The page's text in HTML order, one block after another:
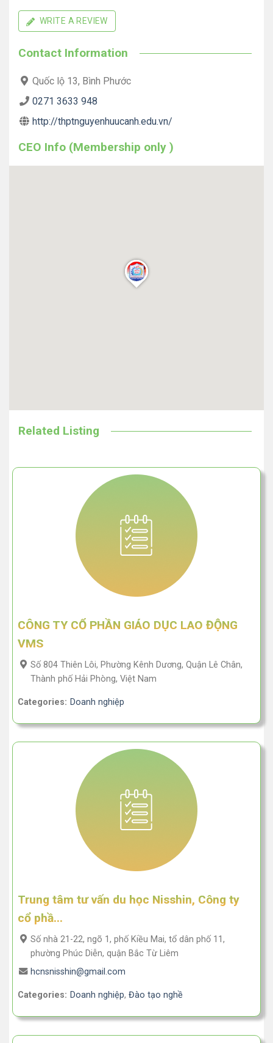
WRITE A REVIEW
Contact Information
Quốc lộ 13, Bình Phước
0271 3633 948
http://thptnguyenhuucanh.edu.vn/
CEO Info (Membership only )
Related Listing
CÔNG TY CỔ PHẦN GIÁO DỤC LAO ĐỘNG
VMS
Số 804 Thiên Lôi, Phường Kênh Dương, Quận Lê Chân,
Thành phố Hải Phòng, Việt Nam
Categories: Doanh nghiệp
Trung tâm tư vấn du học Nisshin, Công ty
cổ phầ...
Số nhà 21-22, ngõ 1, phố Kiều Mai, tổ dân phố 11,
phường Phúc Diễn, quận Bắc Từ Liêm
hcnsnisshin@gmail.com
Categories: Doanh nghiệp, Đào tạo nghề